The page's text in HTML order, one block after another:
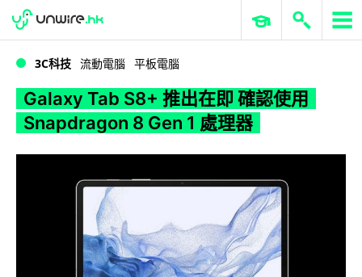
WWDC 2026 ERP 與商業 AI
3C科技 流動電腦 平板電腦
Galaxy Tab S8+ 推出在即 確認使用
Snapdragon 8 Gen 1 處理器